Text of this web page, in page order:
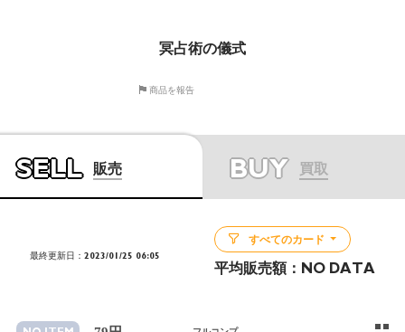
冥占術の儀式
商品を報告
SELL 販売 BUY 買取
最終更新日：2023/01/25 06:05
すべてのカード
平均販売額： NO DATA